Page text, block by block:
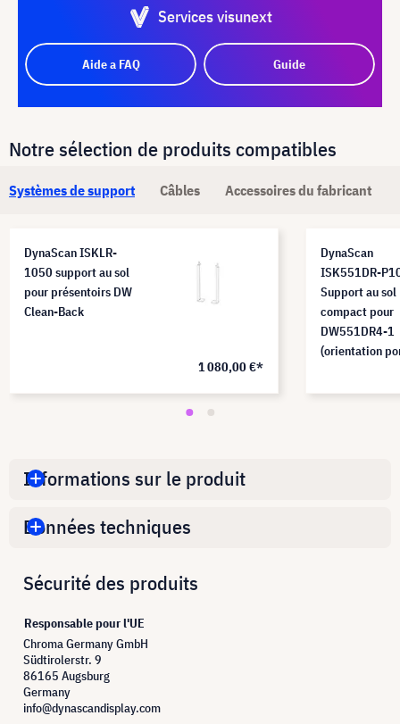
Services visunext
Aide a FAQ Guide
Notre sélection de produits compatibles
Systèmes de support Câbles Accessoires du fabricant
DynaScan ISKLR-
1050 support au sol
pour présentoirs DW
Clean-Back
1 080,00 €*
DynaScan
ISK551DR-
Support au sol
compact pour
DW551DR4-1
(orientation
Informations sur le produit
Données techniques
Sécurité des produits
Responsable pour l'UE
Chroma Germany GmbH
Südtirolerstr. 9
86165 Augsburg
Germany
info@dynascandisplay.com